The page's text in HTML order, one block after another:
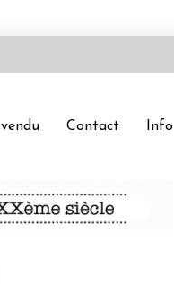
Contact Info